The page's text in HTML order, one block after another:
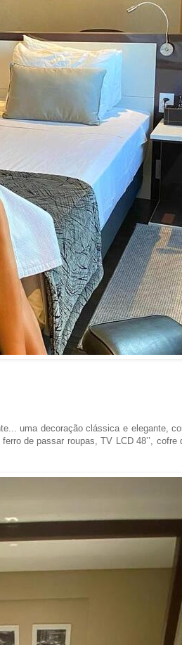
uma decoração clássica e elegante,
de passar roupas, TV LCD 48’’,